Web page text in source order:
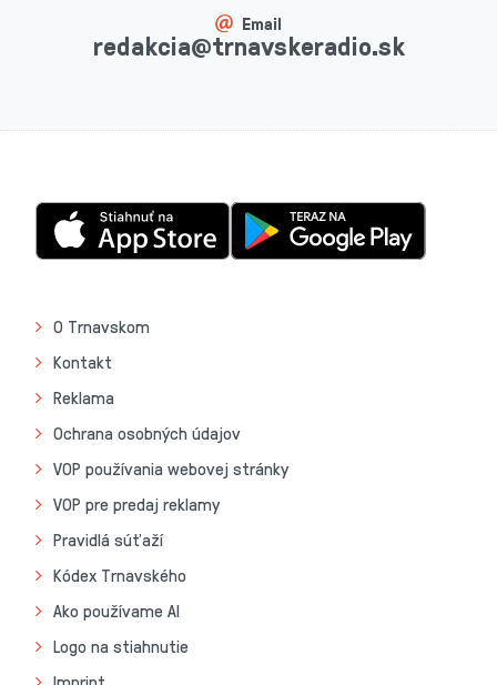
Email
redakcia@trnavskeradio.sk
O Trnavskom
Kontakt
Reklama
Ochrana osobných údajov
VOP používania webovej stránky
VOP pre predaj reklamy
Pravidlá súťaží
Kódex Trnavského
Ako používame AI
Logo na stiahnutie